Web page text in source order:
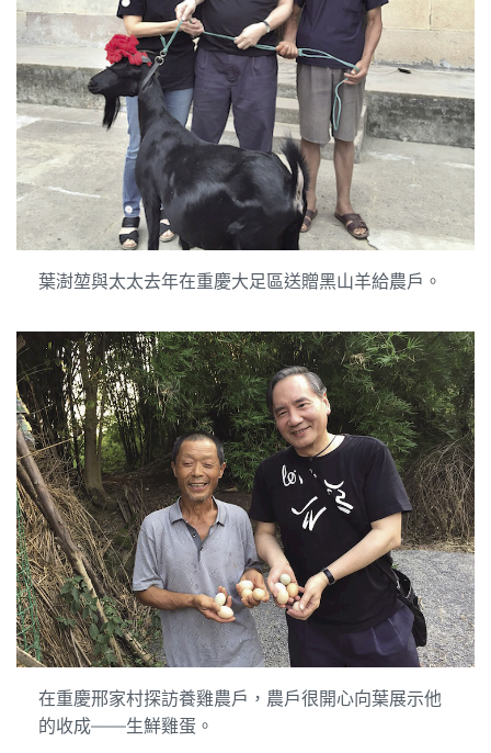
葉澍堃與太太去年在重慶大足區送贈黑山羊給農戶。
在重慶邢家村探訪養雞農戶，農戶很開心向葉展示他
的收成――生鮮雞蛋。